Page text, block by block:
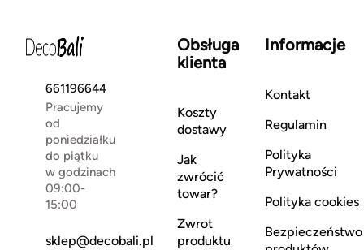
661196644
Pracujemy
od
poniedziałku
do piątku
w godzinach
09:00-
15:00
sklep@decobali.pl
Obsługa
klienta
Koszty
dostawy
Jak
zwrócić
towar?
Zwrot
produktu
Informacje
Kontakt
Regulamin
Polityka
Prywatności
Polityka cookies
Bezpieczeństwo